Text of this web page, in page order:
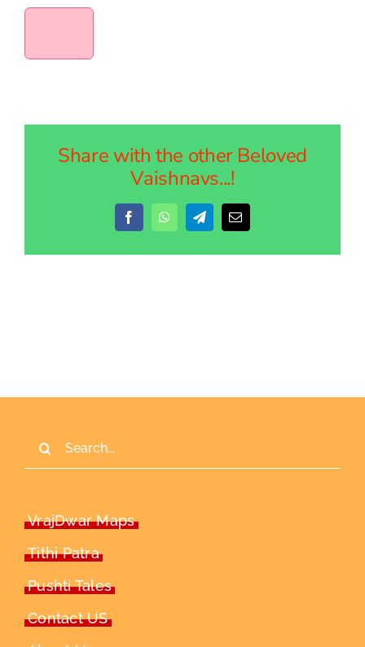
Share with the other Beloved
Vaishnavs...!
FacebookWhatsAppTelegramEmail
VrajDwar Maps
Tithi Patra
Pushti Tales
Contact US